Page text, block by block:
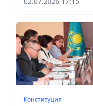
vapress.kz.
Конституция